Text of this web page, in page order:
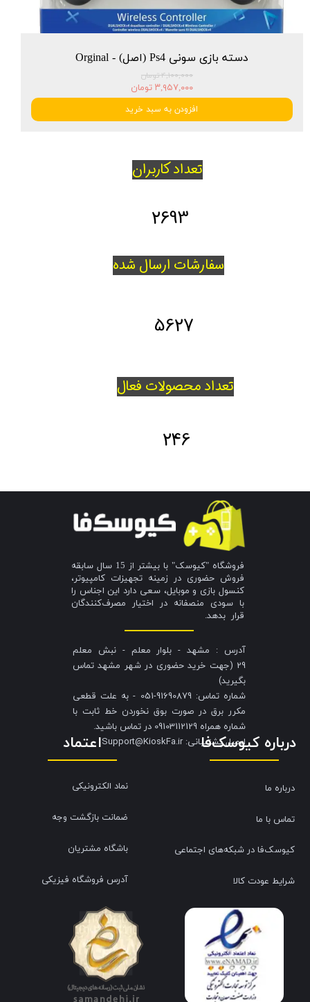
دسته بازی سونی Ps4 (اصل) - Orginal
۴,۱۰۰,۰۰۰ تومان
۳,۹۵۷,۰۰۰ تومان
افزودن به سبد خرید
تعداد کاربران
سفارشات ارسال شده
5627
تعداد محصولات فعال
2693
246
فروشگاه "کیوسک" با بیشتر از 15 سال سابقه
فروش حضوری در زمینه تجهیزات کامپیوتر،
کنسول بازی و موبایل، سعی دارد این اجناس را
با سودی منصفانه در اختیار مصرف‌کنندگان
قرار بدهد.
آدرس : مشهد - بلوار معلم - نبش معلم
29 (جهت خرید حضوری در شهر مشهد تماس
بگیرید)
شماره تماس: 91690879-051 - به علت قطعی
مکرر برق در صورت بوق نخوردن خط ثابت با
شماره همراه 09103112129 در تماس باشید.
​​​​​​​ایمیل پشتیبانی: Support@KioskFa.ir
اعتماد
نماد الکترونیکی
ضمانت بازگشت وجه
باشگاه مشتریان
آدرس فروشگاه فیزیکی
درباره کیوسک‌فا
درباره ما
تماس با ما
کیوسک‌فا در شبکه‌های اجتماعی
شرایط عودت کالا